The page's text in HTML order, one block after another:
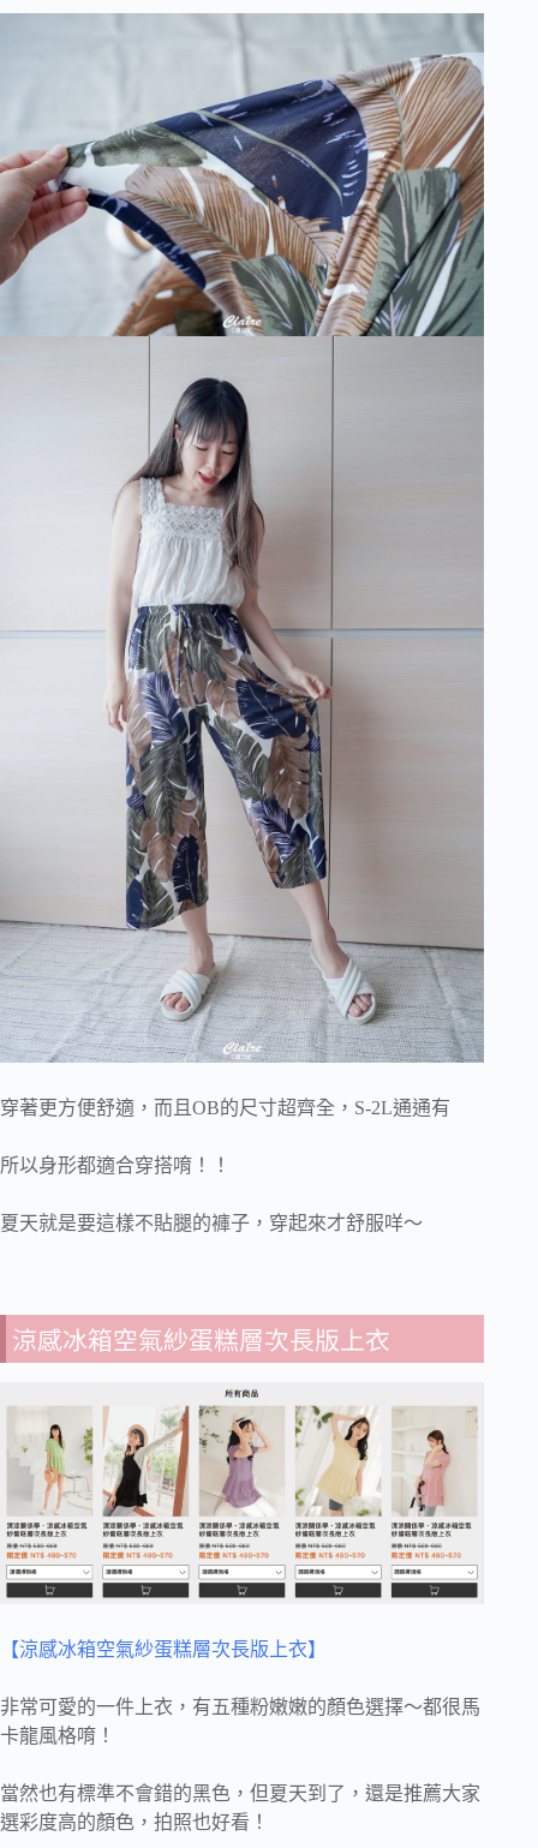
穿著更方便舒適，而且OB的尺寸超齊全，S-2L通通有
所以身形都適合穿搭唷！！
夏天就是要這樣不貼腿的褲子，穿起來才舒服咩～
涼感冰箱空氣紗蛋糕層次長版上衣
【涼感冰箱空氣紗蛋糕層次長版上衣】
非常可愛的一件上衣，有五種粉嫩嫩的顏色選擇～都很馬
卡龍風格唷！
當然也有標準不會錯的黑色，但夏天到了，還是推薦大家
選彩度高的顏色，拍照也好看！